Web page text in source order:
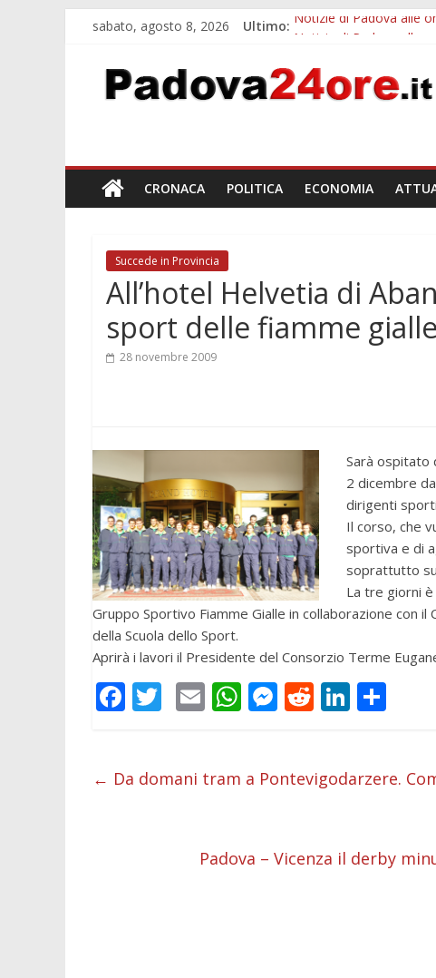
sabato, agosto 8, 2026 Ultimo: Notizie di Padova alle
Bando sicurezza
Sicurezza esodo estivo
Bonus trasporto
CRONACA POLITICA ECONOMIA
Succede in Provincia
All’hotel Helvetia di
sport delle fiamme gialle
28 novembre 2009
Sarà ospitato
2 dicembre
dirigenti
Il corso, che
sportiva e di
soprattutto
La tre giorni
Gruppo Sportivo Fiamme Gialle in collaborazione con
della Scuola dello Sport.
Aprirà i lavori il Presidente del Consorzio Terme
F
b
T
er
E
l
W
s
p
M
e
er
R
di
Li
e
n
di
← Da domani tram a Pontevigodarzere.
Padova – Vicenza il derby